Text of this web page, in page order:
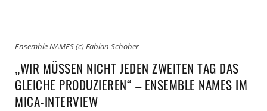
Ensemble NAMES (c) Fabian Schober
„WIR MÜSSEN NICHT JEDEN ZWEITEN TAG DAS
GLEICHE PRODUZIEREN“ – ENSEMBLE NAMES IM
MICA-INTERVIEW